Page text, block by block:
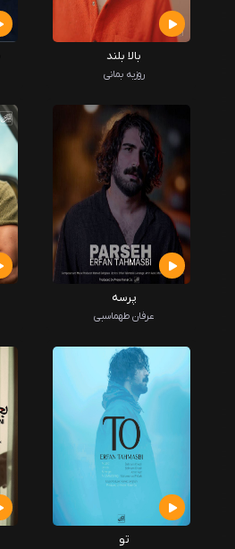
بالا بلند
روزبه بمانی
پرسه
عرفان طهماسبی
تو